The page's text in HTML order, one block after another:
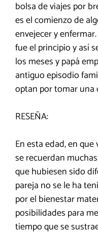
bolsa de viajes por
es el comienzo de
envejecer y
fue el principio y así
los meses y papá
antiguo episodio
optan por tomar una
RESEÑA:
En esta edad, en
se recuerdan
que hubiesen sido
pareja no se le ha
por el bienestar
posibilidades para
tiempo que se